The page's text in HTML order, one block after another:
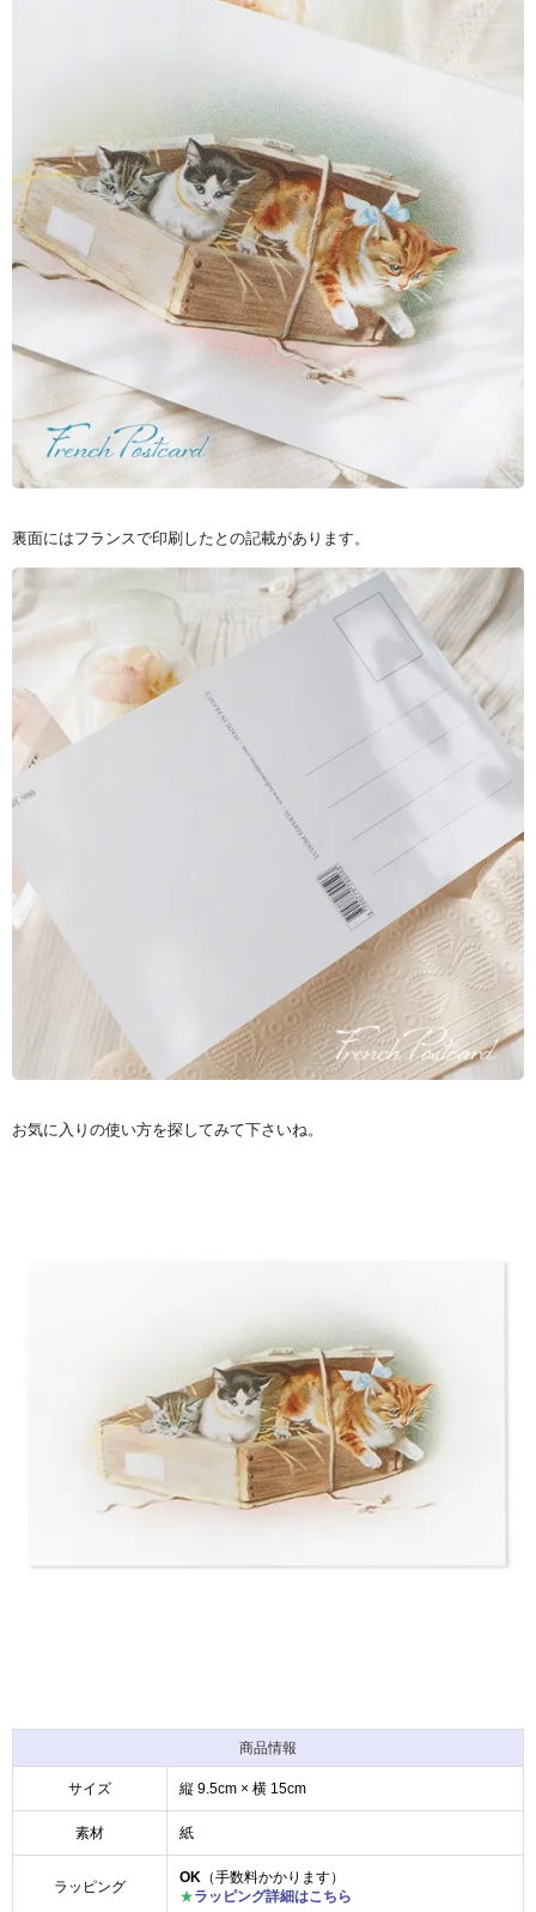
裏面にはフランスで印刷したとの記載があります。
お気に入りの使い方を探してみて下さいね。
商品情報
サイズ 縦 9.5cm × 横 15cm
素材 紙
ラッピング
OK （手数料かかります）
★ラッピング詳細はこちら